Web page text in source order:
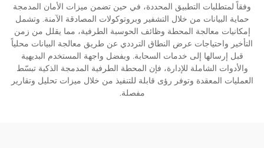
وفقاً لمتطلبات التطبيق المحددة، في حين تضمن ميزات الأمان المدمجة
حماية البيانات من خلال التشفير وبروتوكولات المصادقة الآمنة. وتشمل
إمكانيات معالجة المحطة وظائف الحوسبة الطرفية، مما يقلل من زمن
التأخير واحتياجات عرض النطاق الترددي عن طريق معالجة البيانات محلياً
قبل إرسالها إلى خدمات السحابة. وبفضل واجهة المستخدم البديهية
والأدوات الشاملة للإدارة، فإن المحطة الطرفية المدمجة الذكية تبسّط
العمليات المعقدة وتوفر رؤى قابلة للتنفيذ من خلال ميزات تحليل وتقارير
مفصلة.